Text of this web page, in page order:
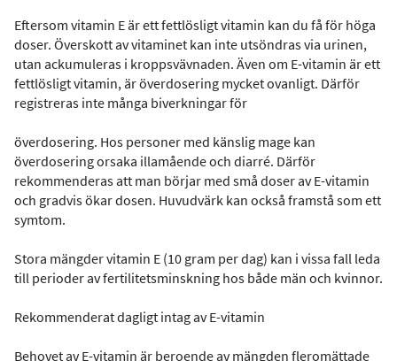
Eftersom vitamin E är ett fettlösligt vitamin kan du få för höga
doser. Överskott av vitaminet kan inte utsöndras via urinen,
utan ackumuleras i kroppsvävnaden. Även om E-vitamin är ett
fettlösligt vitamin, är överdosering mycket ovanligt. Därför
registreras inte många biverkningar för
överdosering. Hos personer med känslig mage kan
överdosering orsaka illamående och diarré. Därför
rekommenderas att man börjar med små doser av E-vitamin
och gradvis ökar dosen. Huvudvärk kan också framstå som ett
symtom.
Stora mängder vitamin E (10 gram per dag) kan i vissa fall leda
till perioder av fertilitetsminskning hos både män och kvinnor.
Rekommenderat dagligt intag av E-vitamin
Behovet av E-vitamin är beroende av mängden fleromättade